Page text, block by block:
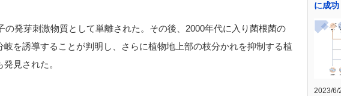
の発芽刺激物質として単離された。その後、2000年代に入り菌根菌の
を誘導することが判明し、さらに植物地上部の枝分かれを抑制する植
見された。
に成功
2023/6/